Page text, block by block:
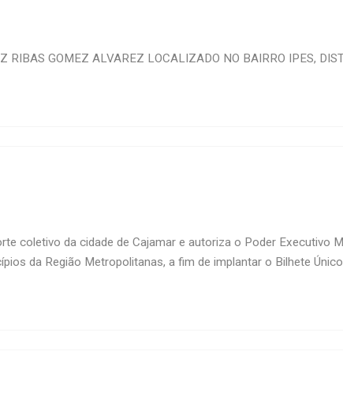
RIBAS GOMEZ ALVAREZ LOCALIZADO NO BAIRRO IPES,
coletivo da cidade de Cajamar e autoriza o Poder Executivo
da Região Metropolitanas, a fim de implantar o Bilhete